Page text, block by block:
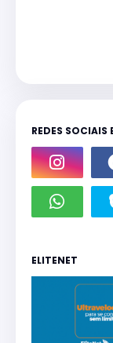
REDES SOCIAIS
ELITENET